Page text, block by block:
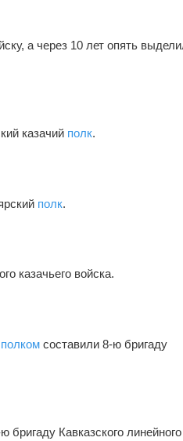
а через 10 лет опять
казачий полк.
полк.
казачьего войска.
полком составили 8-ю бригаду
Кавказского линейного